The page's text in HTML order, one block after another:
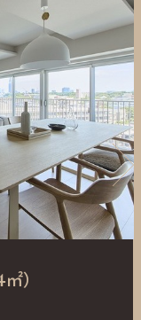
）